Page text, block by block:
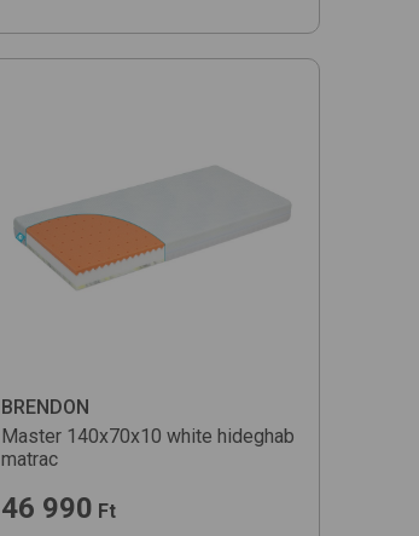
BRENDON
Master 140x70x10 white hideghab
matrac
46 990 Ft